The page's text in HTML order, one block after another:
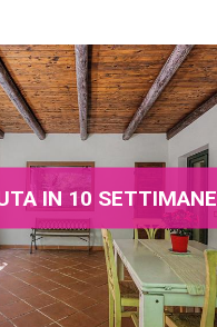
IN 10 SETTIMANE